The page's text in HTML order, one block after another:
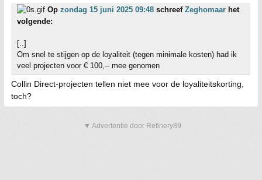
Op zondag 15 juni 2025 09:48 schreef Zeghomaar het
volgende:
[..]
Om snel te stijgen op de loyaliteit (tegen minimale kosten) had ik
veel projecten voor € 100,-- mee genomen
Collin Direct-projecten tellen niet mee voor de loyaliteitskorting,
toch?
▼ Advertentie door Refinery89